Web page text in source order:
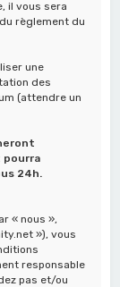
il vous sera
règlement du
une
des
(attendre un
pourra
24h.
« nous »,
»), vous
responsable
pas et/ou